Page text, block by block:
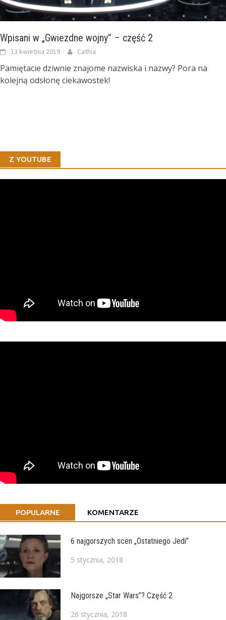
Wpisani w „Gwiezdne wojny” – część 2
13 kwietnia 2019 Cathia
Pamiętacie dziwnie znajome nazwiska i nazwy? Pora na
kolejną odsłonę ciekawostek!
Z YOUTUBE
POPULARNE KOMENTARZE
6 najgorszych scen „Ostatniego Jedi”
5 stycznia, 2018
Najgorsze „Star Wars”? Część 2
26 stycznia, 2018